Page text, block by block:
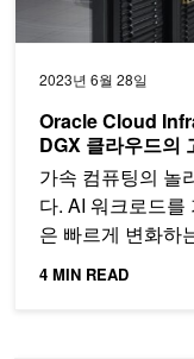
2023년 6월 28일
Oracle Cloud
DGX 클라우드의
가속 컴퓨팅의 놀
다. AI 워크로드
은 빠르게 변화하
4 MIN READ